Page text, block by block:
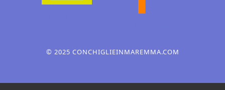
© 2025 CONCHIGLIEINMAREMMA.COM